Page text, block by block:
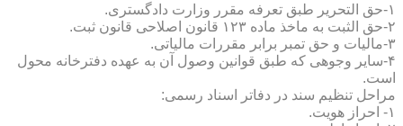
۱-حق التحریر طبق تعرفه مقرر وزارت دادگستری.
۲-حق الثبت به ماخذ ماده ۱۲۳ قانون اصلاحی قانون ثبت.
۳-مالیات و حق تمبر برابر مقررات مالیاتی.
۴-سایر وجوهی که طبق قوانین وصول آن به عهده دفترخانه محول
است.
مراحل تنظیم سند در دفاتر اسناد رسمی:
۱- احراز هویت.